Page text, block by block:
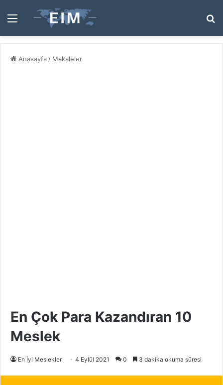
Menü
...
Anasayfa / Makaleler
En Çok Para Kazandıran 10
Meslek
En İyi Meslekler 4 Eylül 2021 0 3 dakika okuma süresi